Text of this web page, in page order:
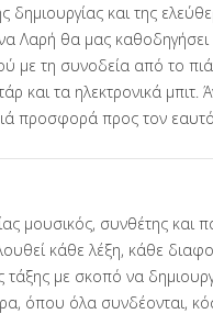
δημιουργίας και της
Λαρή θα μας καθοδηγήσει
με τη συνοδεία από το
και τα ηλεκτρονικά μπιτ.
προσφορά προς τον
μουσικός, συνθέτης και
κάθε λέξη, κάθε
τάξης με σκοπό να
όπου όλα συνδέονται,